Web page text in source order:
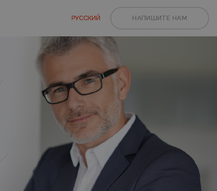
РУССКИЙ НАПИШИТЕ НАМ